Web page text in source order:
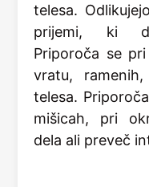
telesa.
prijemi, ki
Priporoča se
vratu,
telesa.
mišicah, pri
dela ali preveč